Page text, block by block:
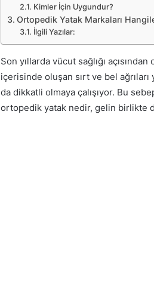
Kimler İçin Uygundur?
Ortopedik Yatak Markaları
İlgili Yazılar:
Son yıllarda vücut sağlığı
içerisinde oluşan sırt ve bel
da dikkatli olmaya çalışıyor. Bu
ortopedik yatak nedir, gelin birlikte